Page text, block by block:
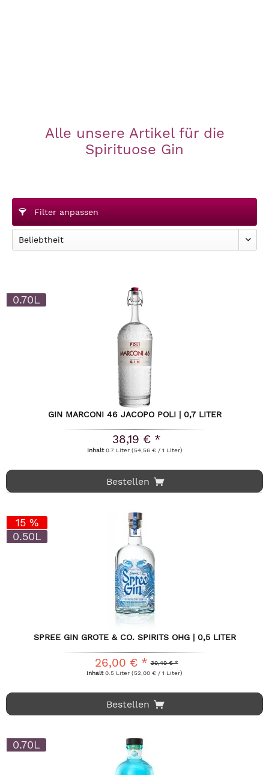
Alle unsere Artikel für die
Spirituose Gin
Filter anpassen
0.70L
GIN MARCONI 46 JACOPO POLI | 0,7 LITER
38,19 € *
Inhalt0.7 Liter (54,56 € / 1 Liter)
Bestellen
15 %
0.50L
SPREE GIN GROTE & CO. SPIRITS OHG | 0,5 LITER
30,49 € *
26,00 € *
Inhalt0.5 Liter(52,00 € / 1 Liter)
Bestellen
0.70L